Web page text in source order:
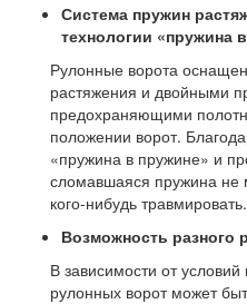
Система пружин
технологии «пружина
Рулонные ворота
растяжения и двойными
предохраняющими
положении ворот.
«пружина в пружине» и
сломавшаяся пружина не
кого-нибудь травмировать.
Возможность разного
В зависимости от
рулонных ворот может